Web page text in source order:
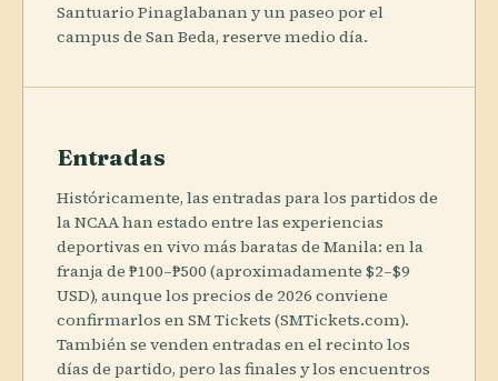
Santuario Pinaglabanan y un paseo por el
campus de San Beda, reserve medio día.
Entradas
Históricamente, las entradas para los partidos de
la NCAA han estado entre las experiencias
deportivas en vivo más baratas de Manila: en la
franja de ₱100–₱500 (aproximadamente $2–$9
USD), aunque los precios de 2026 conviene
confirmarlos en SM Tickets (SMTickets.com).
También se venden entradas en el recinto los
días de partido, pero las finales y los encuentros